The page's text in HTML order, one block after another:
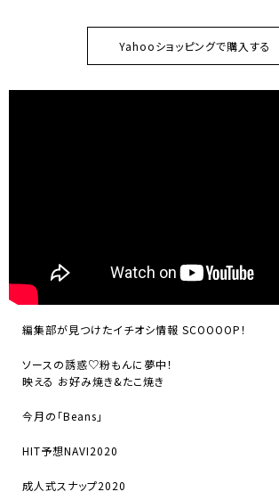
Yahooショッピングで購入する
編集部が見つけたイチオシ情報 SCOOOOP！
ソースの誘惑♡粉もんに夢中！
映える お好み焼き&たこ焼き
今月の「Beans」
HIT予想NAVI2020
成人式スナップ2020